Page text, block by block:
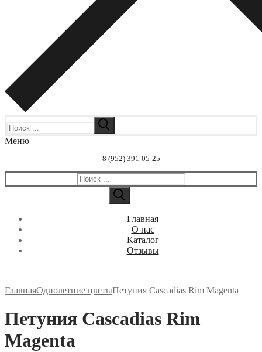
Меню
8 (952) 391-05-25
Искать:
Главная
О нас
Каталог
Отзывы
ГлавнаяОднолетние цветыПетуния Cascadias Rim Magenta
Петуния Cascadias Rim
Magenta